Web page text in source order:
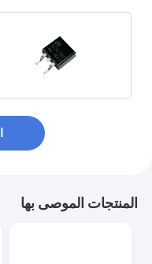
المنتجات الموصى بها